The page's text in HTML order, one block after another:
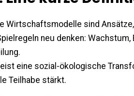
Wirtschaftsmodelle sind
neu denken:
eine sozial-ökologische
Teilhabe stärkt.